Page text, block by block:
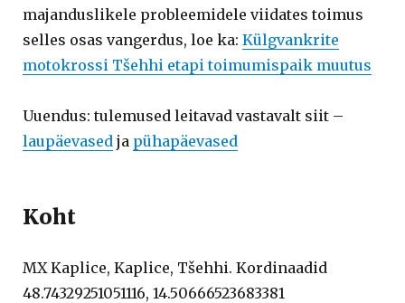
majanduslikele probleemidele viidates toimus
selles osas vangerdus, loe ka: Külgvankrite
motokrossi Tšehhi etapi toimumispaik muutus
Uuendus: tulemused leitavad vastavalt siit –
laupäevased ja pühapäevased
Koht
MX Kaplice, Kaplice, Tšehhi. Kordinaadid
48.74329251051116, 14.50666523683381